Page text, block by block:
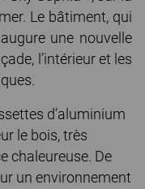
Le bâtiment, qui
une nouvelle
l’intérieur et les
d’aluminium
le bois, très
chaleureuse. De
un environnement